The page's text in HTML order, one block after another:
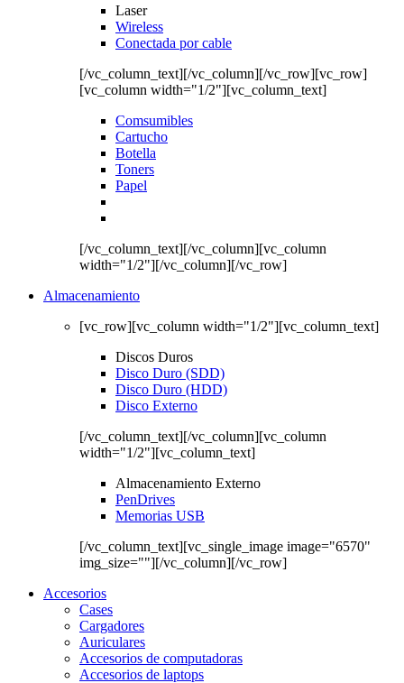
Laser
Wireless
Conectada por cable
[/vc_column_text][/vc_column][/vc_row][vc_row]
[vc_column width="1/2"][vc_column_text]
Comsumibles
Cartucho
Botella
Toners
Papel
[/vc_column_text][/vc_column][vc_column
width="1/2"][/vc_column][/vc_row]
Almacenamiento
[vc_row][vc_column width="1/2"][vc_column_text]
Discos Duros
Disco Duro (SDD)
Disco Duro (HDD)
Disco Externo
[/vc_column_text][/vc_column][vc_column
width="1/2"][vc_column_text]
Almacenamiento Externo
PenDrives
Memorias USB
[/vc_column_text][vc_single_image image="6570"
img_size=""][/vc_column][/vc_row]
Accesorios
Cases
Cargadores
Auriculares
Accesorios de computadoras
Accesorios de laptops